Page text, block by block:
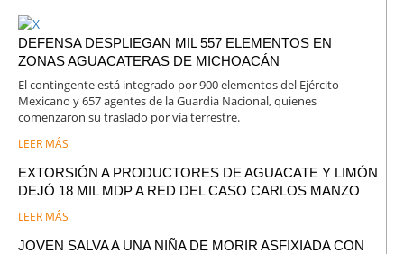
DEFENSA DESPLIEGAN MIL 557 ELEMENTOS EN
ZONAS AGUACATERAS DE MICHOACÁN
El contingente está integrado por 900 elementos del Ejército
Mexicano y 657 agentes de la Guardia Nacional, quienes
comenzaron su traslado por vía terrestre.
LEER MÁS
EXTORSIÓN A PRODUCTORES DE AGUACATE Y LIMÓN
DEJÓ 18 MIL MDP A RED DEL CASO CARLOS MANZO
LEER MÁS
JOVEN SALVA A UNA NIÑA DE MORIR ASFIXIADA CON